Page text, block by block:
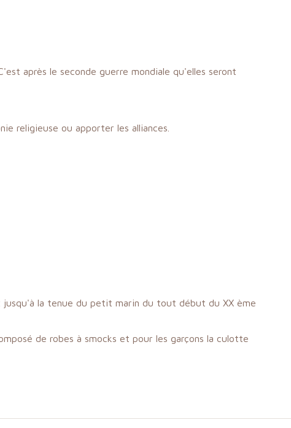
après le seconde guerre mondiale qu'elles seront
religieuse ou apporter les alliances.
jusqu'à la tenue du petit marin du tout début du XX ème
de robes à smocks et pour les garçons la culotte